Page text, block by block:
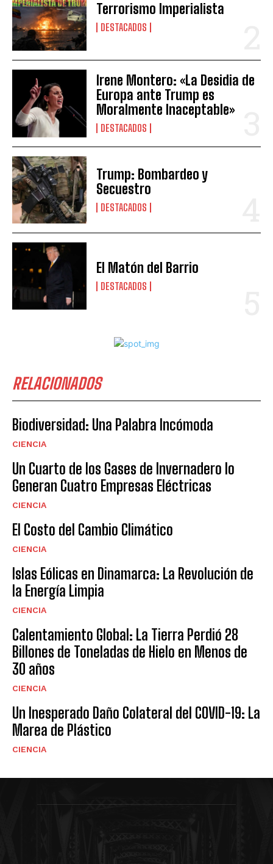
Terrorismo Imperialista
DESTACADOS
Irene Montero: «La Desidia de
Europa ante Trump es
Moralmente Inaceptable»
DESTACADOS
Trump: Bombardeo y
Secuestro
DESTACADOS
El Matón del Barrio
DESTACADOS
RELACIONADOS
Biodiversidad: Una Palabra Incómoda
CIENCIA
Un Cuarto de los Gases de Invernadero lo
Generan Cuatro Empresas Eléctricas
CIENCIA
El Costo del Cambio Climático
CIENCIA
Islas Eólicas en Dinamarca: La Revolución de
la Energía Limpia
CIENCIA
Calentamiento Global: La Tierra Perdió 28
Billones de Toneladas de Hielo en Menos de
30 años
CIENCIA
Un Inesperado Daño Colateral del COVID-19: La
Marea de Plástico
CIENCIA